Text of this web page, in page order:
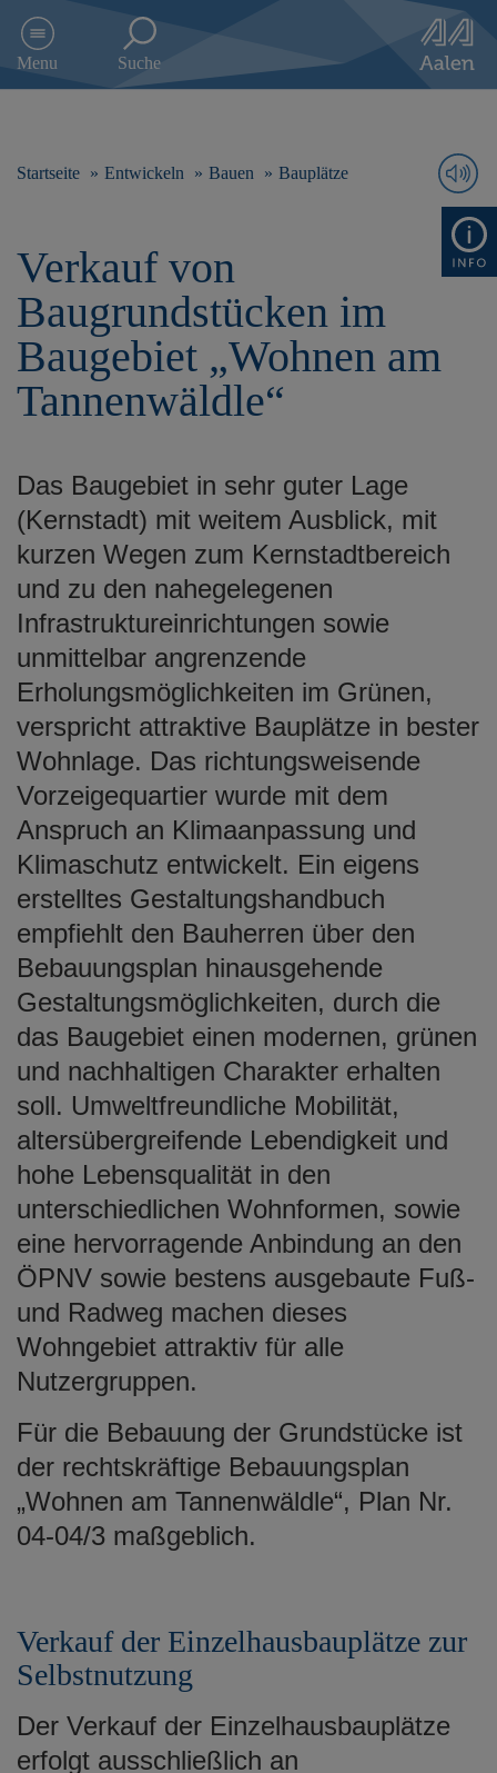
e
n
p
Menu Suche
Startseite Entwickeln Bauen Bauplätze
Verkauf von
Baugrundstücken im
Baugebiet „Wohnen am
Tannenwäldle“
Das Baugebiet in sehr guter Lage
(Kernstadt) mit weitem Ausblick, mit
kurzen Wegen zum Kernstadtbereich
und zu den nahegelegenen
Infrastruktureinrichtungen sowie
unmittelbar angrenzende
Erholungsmöglichkeiten im Grünen,
verspricht attraktive Bauplätze in bester
Wohnlage. Das richtungsweisende
Vorzeigequartier wurde mit dem
Anspruch an Klimaanpassung und
Klimaschutz entwickelt. Ein eigens
erstelltes Gestaltungshandbuch
empfiehlt den Bauherren über den
Bebauungsplan hinausgehende
Gestaltungsmöglichkeiten, durch die
das Baugebiet einen modernen, grünen
und nachhaltigen Charakter erhalten
soll. Umweltfreundliche Mobilität,
altersübergreifende Lebendigkeit und
hohe Lebensqualität in den
unterschiedlichen Wohnformen, sowie
eine hervorragende Anbindung an den
ÖPNV sowie bestens ausgebaute Fuß-
und Radweg machen dieses
Wohngebiet attraktiv für alle
Nutzergruppen.
Für die Bebauung der Grundstücke ist
der rechtskräftige Bebauungsplan
„Wohnen am Tannenwäldle“, Plan Nr.
04-04/3 maßgeblich.
Verkauf der Einzelhausbauplätze zur
Selbstnutzung
Der Verkauf der Einzelhausbauplätze
erfolgt ausschließlich an